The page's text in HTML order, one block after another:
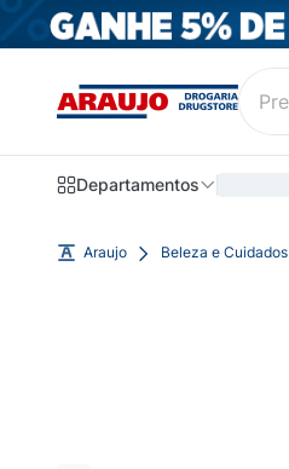
Departamentos
Araujo Beleza e Cuidados